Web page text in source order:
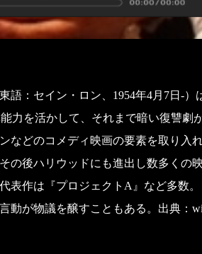
：セイン・ロン、1954年4月7日-）
力を活かして、それまで暗い復讐劇
などのコメディ映画の要素を取り入
の後ハリウッドにも進出し数多くの
表作は『プロジェクトA』など多数
動が物議を醸すこともある。出典：